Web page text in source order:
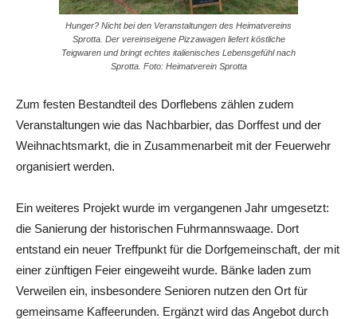
Hunger? Nicht bei den Veranstaltungen des Heimatvereins
Sprotta. Der vereinseigene Pizzawagen liefert köstliche
Teigwaren und bringt echtes italienisches Lebensgefühl nach
Sprotta. Foto: Heimatverein Sprotta
Zum festen Bestandteil des Dorflebens zählen zudem
Veranstaltungen wie das Nachbarbier, das Dorffest und der
Weihnachtsmarkt, die in Zusammenarbeit mit der Feuerwehr
organisiert werden.
Ein weiteres Projekt wurde im vergangenen Jahr umgesetzt:
die Sanierung der historischen Fuhrmannswaage. Dort
entstand ein neuer Treffpunkt für die Dorfgemeinschaft, der mit
einer zünftigen Feier eingeweiht wurde. Bänke laden zum
Verweilen ein, insbesondere Senioren nutzen den Ort für
gemeinsame Kaffeerunden. Ergänzt wird das Angebot durch